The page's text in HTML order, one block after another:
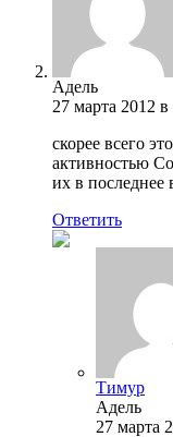
Адель
27 марта 2012 в
скорее всего
активностью
их в
Ответить
Тимур
Адель
27 марта